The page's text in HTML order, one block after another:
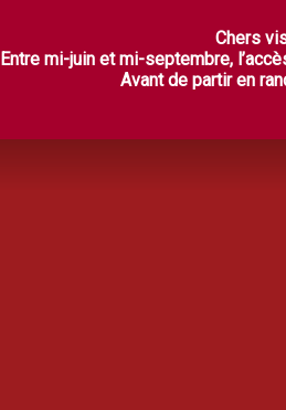
LESChers
Entre mi-juin et mi-septembre,
Avant de partir en